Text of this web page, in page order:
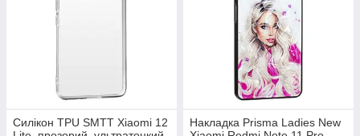
Силікон TPU SMTT Xiaomi 12
Накладка Prisma Ladies New